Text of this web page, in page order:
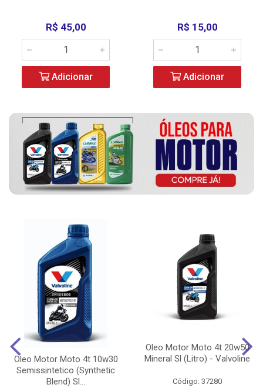
R$ 45,00
Adicionar
R$ 15,00
Adicionar
Oleo Motor Moto 4t 10w30
Semissintetico (Synthetic
Blend) Sl...
Oleo Motor Moto 4t 20w50
Mineral Sl (Litro) - Valvoline
Código: 37280